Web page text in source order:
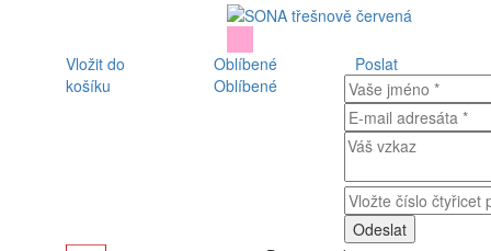
Vložit do
košíku
Oblíbené
Oblíbené
Poslat